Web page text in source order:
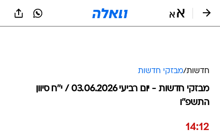
חדשות/מבזקי חדשות
מבזקי חדשות - יום רביעי 03.06.2026 / י״ח סיוון
התשפ"ו
14:12